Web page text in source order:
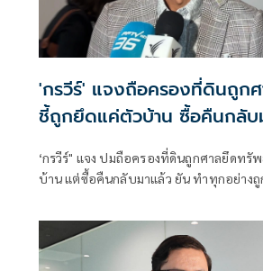
'กรวีร์' แจงถือครองที่ดินถูก
ชี้ถูกยึดแค่ตัวบ้าน ซื้อคืนกลับ
‘กรวีร์" แจง ปมถือครองที่ดินถูกศาลยึดทรั
บ้าน แต่ซื้อคืนกลับมาแล้ว ยัน ทำทุกอย่าง
แยกแยะ เหตุไปฐานะปธ.สโมสรบุรีรัมย์ ไม่